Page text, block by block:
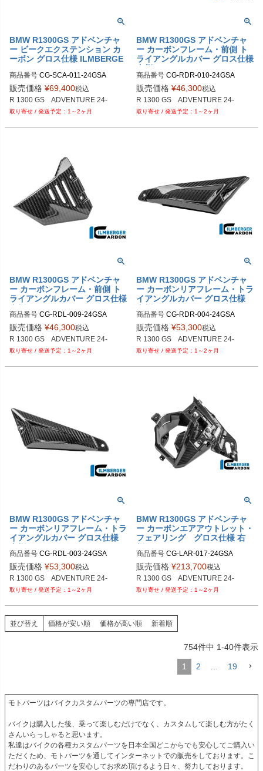
BMW R1300GS アドベンチャ
ー ビークエクステンション カ
ーボン グロス仕様 ILMBERGE
商品番号 CG-SCA-011-24GSA
M品番：CG.SCA.011.24GSA
販売価格 ¥69,400税込
1～2ヶ月
BMW R1300GS アドベンチャ
ー カーボンフレーム・前側 ト
ライアングルカバー グロス仕様
右側 ILMBERGER
商品番号 CG-RDR-010-24GSA
M品番：CG.RDR.010.24GSA
販売価格 ¥46,300税込
1～2ヶ月
BMW R1300GS アドベンチャ
ー カーボンフレーム・前側 ト
ライアングルカバー グロス仕様
左側 ILMBERGER
商品番号 CG-RDL-009-24GSA
M品番：CG.RDL.009.24GSA
販売価格 ¥46,300税込
1～2ヶ月
BMW R1300GS アドベンチャ
ー カーボンリアフレーム・トラ
イアングルカバー グロス仕様
右側 ILMBERGER
商品番号 CG-RDR-004-24GSA
M品番：CG.RDR.004.24GSA
販売価格 ¥53,300税込
1～2ヶ月
BMW R1300GS アドベンチャ
ー カーボンリアフレーム・トラ
イアングルカバー グロス仕様
商品番号 CG-RDL-003-24GSA
販売価格 ¥53,300税込
1～2ヶ月
BMW R1300GS アドベンチャ
ー カーボンエアアウトレット・
フェアリング グロス仕様 右
商品番号 CG-LAR-017-24GSA
M品番：CG.LAR.017.24GSA
販売価格 ¥213,700税込
1～2ヶ月
並び替え 価格が安い順 価格が高い順 新着順
754件中 1-40件表示
1 2 … 19
モトパーツはバイクカスタムパーツの専門店です。
バイクは購入した後、乗って楽しむだけでなく、カスタムして楽しむ方がたく
さんいらっしゃると思います。
私達はバイクの各種カスタムパーツを日本全国どこからでも安心してご購入い
ただくため、モトパーツを通してインターネットでの販売をしております。こ
だわりのあるパーツを安心してお求め頂けるよう日々、努力しております。